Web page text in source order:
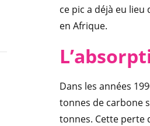
ce pic a déjà eu lieu
en Afrique.
Dans les années
tonnes de carbone
tonnes. Cette perte